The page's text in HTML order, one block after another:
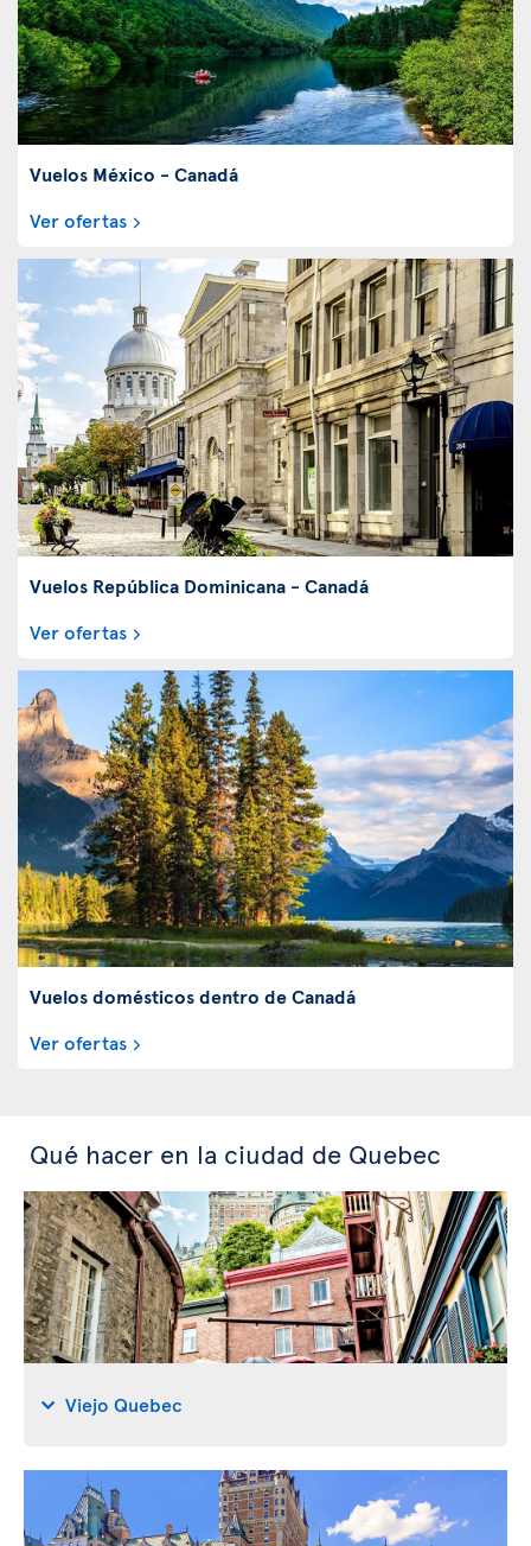
Vuelos México - Canadá
Ver ofertas
Vuelos República Dominicana - Canadá
Ver ofertas
Vuelos domésticos dentro de Canadá
Ver ofertas
Qué hacer en la ciudad de Quebec
Viejo Quebec